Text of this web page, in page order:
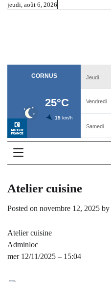
Skipjeudi, août 6, 2026
Atelier cuisine
Posted on novembre 12, 2025 by
Atelier cuisine
Adminloc
mer 12/11/2025 – 15:04